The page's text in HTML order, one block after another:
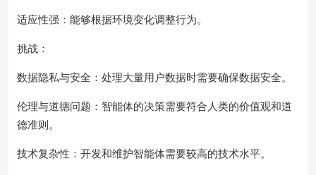
适应性强：能够根据环境变化调整行为。
挑战：
数据隐私与安全：处理大量用户数据时需要确保数据安全。
伦理与道德问题：智能体的决策需要符合人类的价值观和道
德准则。
技术复杂性：开发和维护智能体需要较高的技术水平。